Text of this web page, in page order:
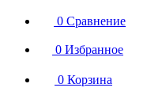
0 Сравнение
0 Избранное
0 Корзина